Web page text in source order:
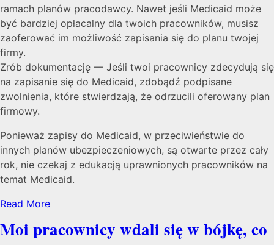
ramach planów pracodawcy. Nawet jeśli Medicaid może
być bardziej opłacalny dla twoich pracowników, musisz
zaoferować im możliwość zapisania się do planu twojej
firmy.
Zrób dokumentację — Jeśli twoi pracownicy zdecydują się
na zapisanie się do Medicaid, zdobądź podpisane
zwolnienia, które stwierdzają, że odrzucili oferowany plan
firmowy.
Ponieważ zapisy do Medicaid, w przeciwieństwie do
innych planów ubezpieczeniowych, są otwarte przez cały
rok, nie czekaj z edukacją uprawnionych pracowników na
temat Medicaid.
Read More
Moi pracownicy wdali się w bójkę, co